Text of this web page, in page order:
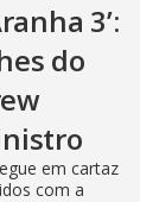
3’:
do
em cartaz
com a